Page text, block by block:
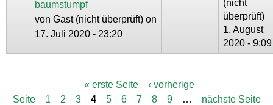
baumstumpf
von Gast (nicht überprüft) on
17. Juli 2020 - 23:20
(nicht
überprüft)
1. August
2020 - 9:09
« erste Seite
‹ vorherige
Seite
1 2 3 4 5 6 7 8 9 …
nächste Seite